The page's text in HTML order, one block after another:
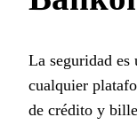
La seguridad es
cualquier
de crédito y